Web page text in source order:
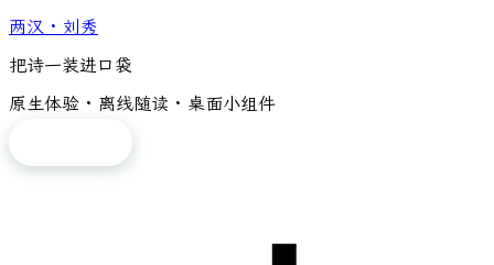
两汉 · 刘秀
把诗一装进口袋
原生体验 · 离线随读 · 桌面小组件